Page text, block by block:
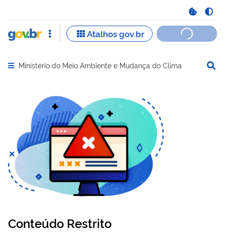
Abrir menu principal de navegação
Ministério do Meio Ambiente e Mudança do Clima
Conteúdo Restrito